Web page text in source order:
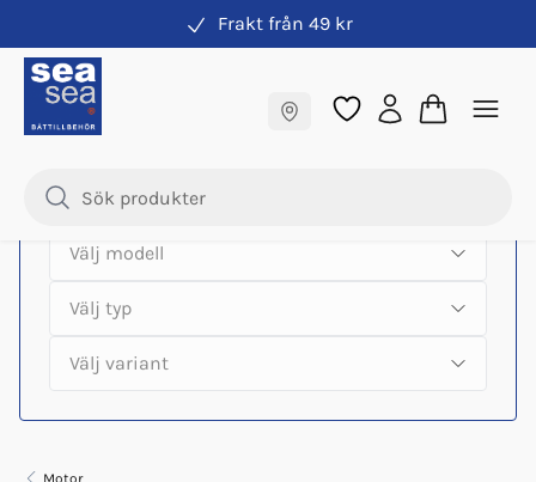
Frakt från 49 kr
Samma pris online & i butik
Hitta rätt produkter till din båtmotor
Motor